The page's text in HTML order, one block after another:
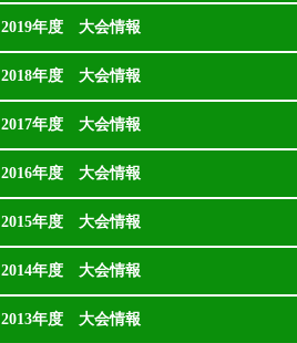
2019年度 大会情報
2018年度 大会情報
2017年度 大会情報
2016年度 大会情報
2015年度 大会情報
2014年度 大会情報
2013年度 大会情報